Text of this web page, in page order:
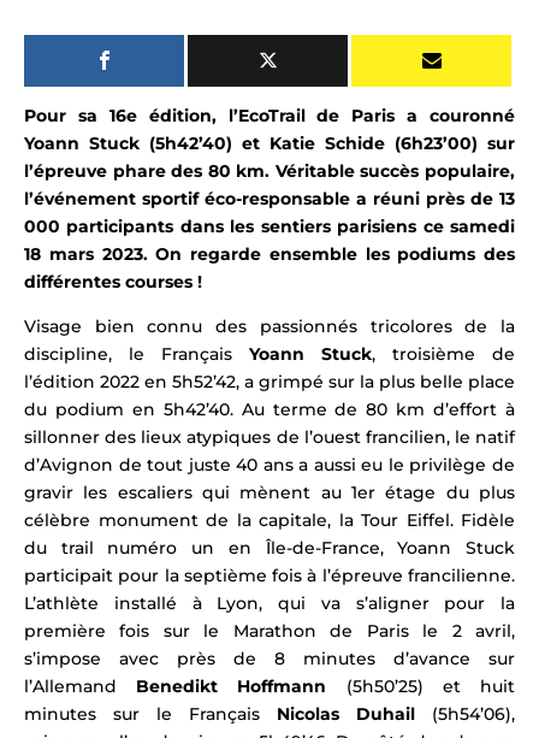
Pour sa 16e édition, l’EcoTrail de Paris a couronné
Yoann Stuck (5h42’40) et Katie Schide (6h23’00) sur
l’épreuve phare des 80 km. Véritable succès populaire,
l’événement sportif éco-responsable a réuni près de 13
000 participants dans les sentiers parisiens ce samedi
18 mars 2023. On regarde ensemble les podiums des
différentes courses !
Visage bien connu des passionnés tricolores de la
discipline, le Français Yoann Stuck, troisième de
l’édition 2022 en 5h52’42, a grimpé sur la plus belle place
du podium en 5h42’40. Au terme de 80 km d’effort à
sillonner des lieux atypiques de l’ouest francilien, le natif
d’Avignon de tout juste 40 ans a aussi eu le privilège de
gravir les escaliers qui mènent au 1er étage du plus
célèbre monument de la capitale, la Tour Eiffel. Fidèle
du trail numéro un en Île-de-France, Yoann Stuck
participait pour la septième fois à l’épreuve francilienne.
L’athlète installé à Lyon, qui va s’aligner pour la
première fois sur le Marathon de Paris le 2 avril,
s’impose avec près de 8 minutes d’avance sur
l’Allemand Benedikt Hoffmann (5h50’25) et huit
minutes sur le Français Nicolas Duhail (5h54’06),